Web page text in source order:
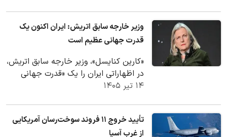
وزیر خارجه سابق اتریش: ایران اکنون یک
قدرت جهانی عظیم است
«کارین کنایسل»، وزیر خارجه سابق اتریش،
در اظهاراتی ایران را یک «قدرت جهانی
عظیم» توصیف کرد و گفت که جمهوری
۱۴ تیر ۱۴۰۵
تأیید خروج ۱۱ فروند سوخت‌رسان آمریکایی
از غرب آسیا